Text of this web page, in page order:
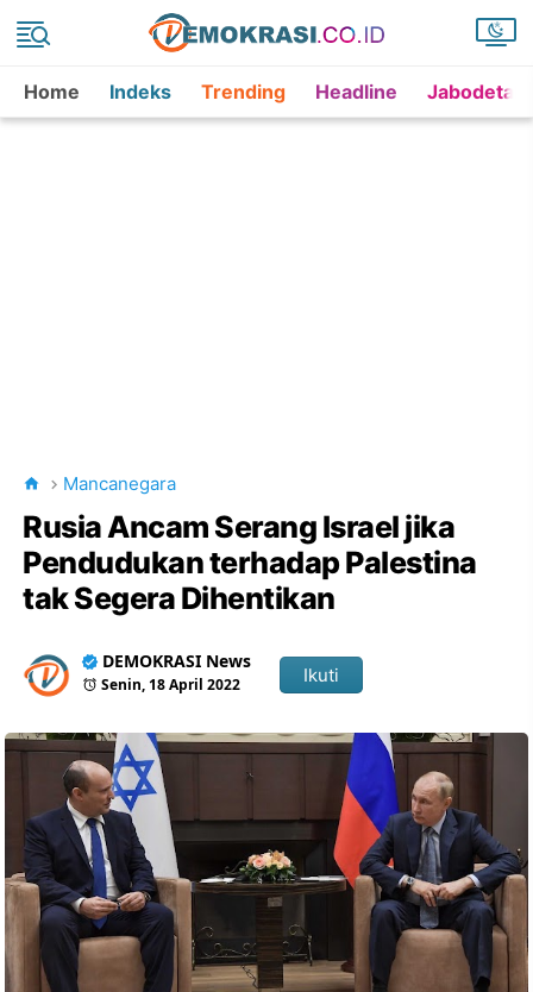
Home Indeks Trending Headline
Mancanegara
Rusia Ancam Serang Israel jika
Pendudukan terhadap Palestina
tak Segera Dihentikan
DEMOKRASI News
Senin, 18 April 2022 Ikuti